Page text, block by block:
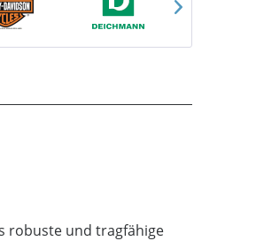
robuste und tragfähige